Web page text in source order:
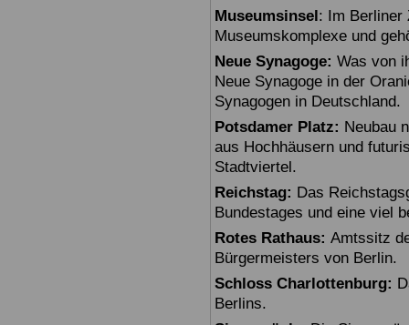
Museumsinsel : Im Berliner
Museumskomplexe und
Neue Synagoge: Was von
Neue Synagoge in der
Synagogen in Deutschland.
Potsdamer Platz: Neubau
aus Hochhäusern und
Stadtviertel.
Reichstag: Das
Bundestages und eine viel
Rotes Rathaus: Amtssitz
Bürgermeisters von Berlin.
Schloss Charlottenburg:
Berlins.